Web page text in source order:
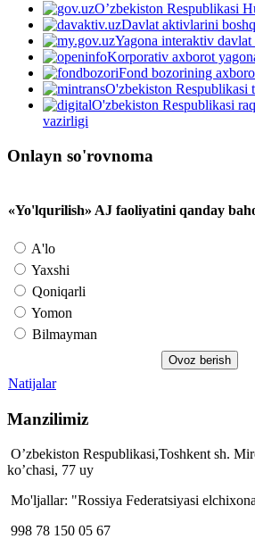
O’zbekiston Respublikasi
Davlat aktivlarini
Yagona interaktiv
Korporativ axborot
Fond bozorining
O'zbekiston Respublikasi
O'zbekiston Respublikasi
vazirligi
Onlayn so'rovnoma
«Yo'lqurilish» AJ faoliyatini qanday
A'lo
Yaxshi
Qoniqarli
Yomon
Bilmayman
Natijalar
Manzilimiz
O’zbekiston Respublikasi,Toshkent sh.
ko’chasi, 77 uy
Mo'ljallar: "Rossiya Federatsiyasi
998 78 150 05 67